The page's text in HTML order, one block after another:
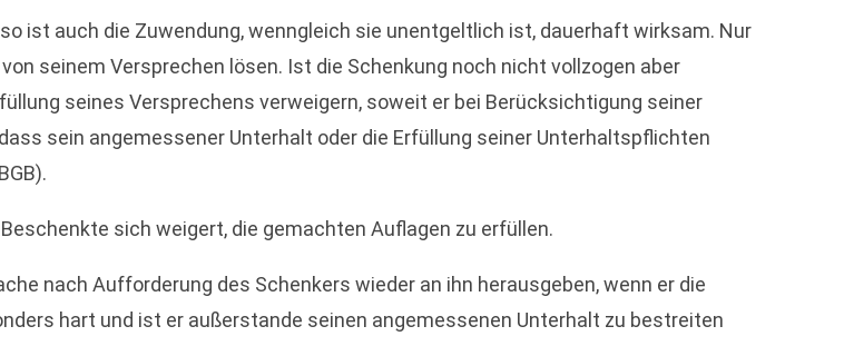
ist auch die Zuwendung, wenngleich sie unentgeltlich ist, dauerhaft wirksam. Nur
seinem Versprechen lösen. Ist die Schenkung noch nicht vollzogen aber
seines Versprechens verweigern, soweit er bei Berücksichtigung seiner
sein angemessener Unterhalt oder die Erfüllung seiner Unterhaltspflichten
sich weigert, die gemachten Auflagen zu erfüllen.
nach Aufforderung des Schenkers wieder an ihn herausgeben, wenn er die
hart und ist er außerstande seinen angemessenen Unterhalt zu bestreiten